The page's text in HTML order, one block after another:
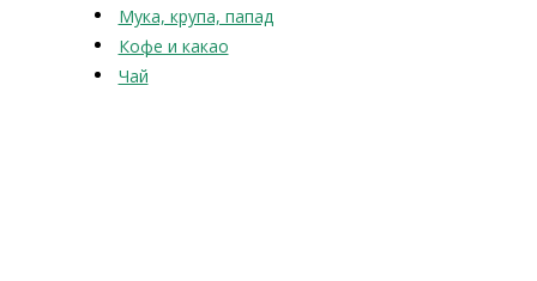
Мука, крупа, папад
Кофе и какао
Чай